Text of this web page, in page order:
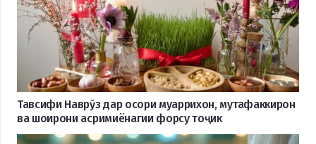
Тавсифи Наврӯз дар осори муаррихон, мутафаккирон
ва шоирони асримиёнагии форсу тоҷик